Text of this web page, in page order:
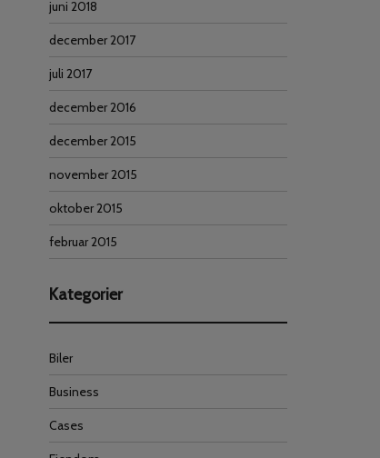
juni 2018
december 2017
juli 2017
december 2016
december 2015
november 2015
oktober 2015
februar 2015
Kategorier
Biler
Business
Cases